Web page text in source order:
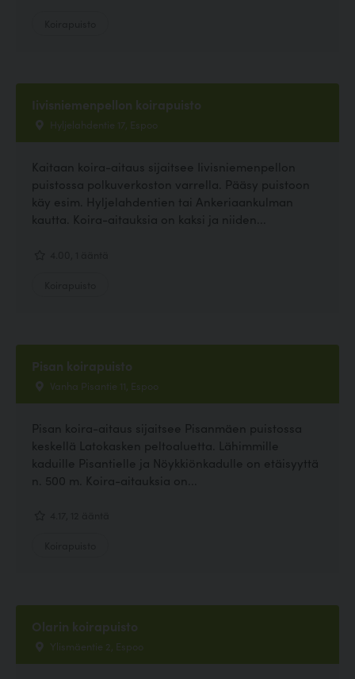
Iivisniemenpellon koirapuisto
Hyljelahdentie 17, Espoo
Kaitaan koira-aitaus sijaitsee Iivisniemenpellon
puistossa polkuverkoston varrella. Pääsy puistoon
käy esim. Hyljelahdentien tai Ankeriaankulman
kautta. Koira-aitauksia on kaksi ja niiden...
Pisan koirapuisto
Vanha Pisantie 11, Espoo
Pisan koira-aitaus sijaitsee Pisanmäen puistossa
keskellä Latokasken peltoaluetta. Lähimmille
kaduille Pisantielle ja Nöykkiönkadulle on etäisyyttä
n. 500 m. Koira-aitauksia on...
Olarin koirapuisto
Ylismäentie 2, Espoo